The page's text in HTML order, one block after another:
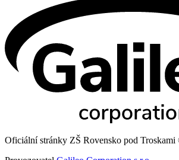
Oficiální stránky ZŠ Rovensko pod